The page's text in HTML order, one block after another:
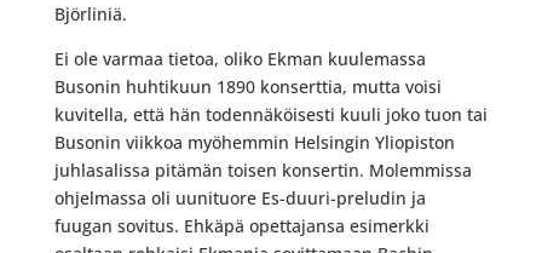
Björliniä.
Ei ole varmaa tietoa, oliko Ekman kuulemassa
Busonin huhtikuun 1890 konserttia, mutta voisi
kuvitella, että hän todennäköisesti kuuli joko tuon tai
Busonin viikkoa myöhemmin Helsingin Yliopiston
juhlasalissa pitämän toisen konsertin. Molemmissa
ohjelmassa oli uunituore Es-duuri-preludin ja
fuugan sovitus. Ehkäpä opettajansa esimerkki